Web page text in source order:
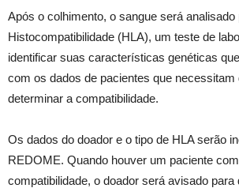
Após o colhimento, o sangue será analisado
Histocompatibilidade (HLA), um teste de
identificar suas características genéticas
com os dados de pacientes que necessitam
determinar a compatibilidade.
Os dados do doador e o tipo de HLA serão
REDOME. Quando houver um paciente
compatibilidade, o doador será avisado para